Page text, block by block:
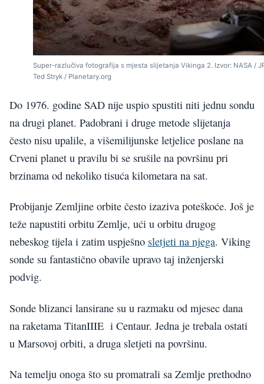
Super-razlučiva fotografija s mjesta slijetanja Vikinga 2. Izvor: NASA /
Ted Stryk / Planetary.org
Do 1976. godine SAD nije uspio spustiti niti jednu sondu
na drugi planet. Padobrani i druge metode slijetanja
često nisu upalile, a višemilijunske letjelice poslane na
Crveni planet u pravilu bi se srušile na površinu pri
brzinama od nekoliko tisuća kilometara na sat.
Probijanje Zemljine orbite često izaziva poteškoće. Još je
teže napustiti orbitu Zemlje, ući u orbitu drugog
nebeskog tijela i zatim uspješno sletjeti na njega. Viking
sonde su fantastično obavile upravo taj inženjerski
podvig.
Sonde blizanci lansirane su u razmaku od mjesec dana
na raketama TitanIIIE i Centaur. Jedna je trebala ostati
u Marsovoj orbiti, a druga sletjeti na površinu.
Na temelju onoga što su promatrali sa Zemlje prethodno